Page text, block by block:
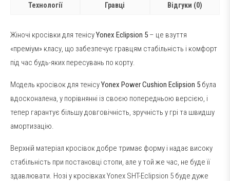
Технології Гравці Відгуки (0)
Жіночі кросівки для тенісуYonex Eclipsion 5 – це взуття
«преміум» класу, що забезпечує гравцям стабільність і комфорт
під час будь-яких пересувань по корту.
Модель кросівок для тенісуYonex Power Cushion Eclipsion 5 була
вдосконалена, у порівнянні із своєю попередньою версією, і
тепер гарантує більшу довговічність, зручність у грі та швидшу
амортизацію.
Верхній матеріал кросівок добре тримає форму і надає високу
стабільність при постановці стопи, але у той же час, не буде її
здавлювати. Нозі у кросівках Yonex SHT-Eclipsion 5 буде дуже